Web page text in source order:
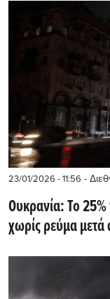
23/01/2026 - 11:56 -
Ουκρανία: Το 25%
χωρίς ρεύμα μετά